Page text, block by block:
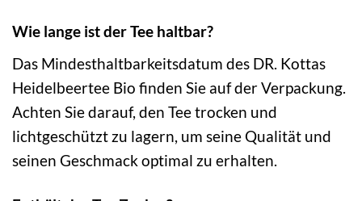
Wie lange ist der Tee haltbar?
Das Mindesthaltbarkeitsdatum des DR. Kottas
Heidelbeertee Bio finden Sie auf der Verpackung.
Achten Sie darauf, den Tee trocken und
lichtgeschützt zu lagern, um seine Qualität und
seinen Geschmack optimal zu erhalten.